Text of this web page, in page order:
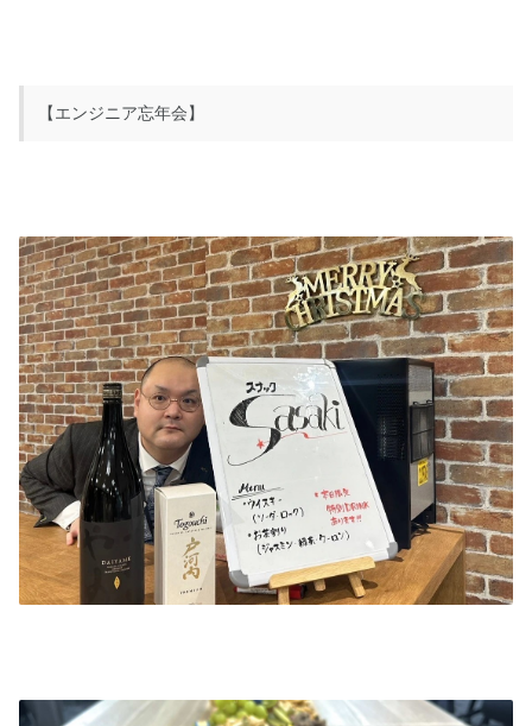
【エンジニア忘年会】